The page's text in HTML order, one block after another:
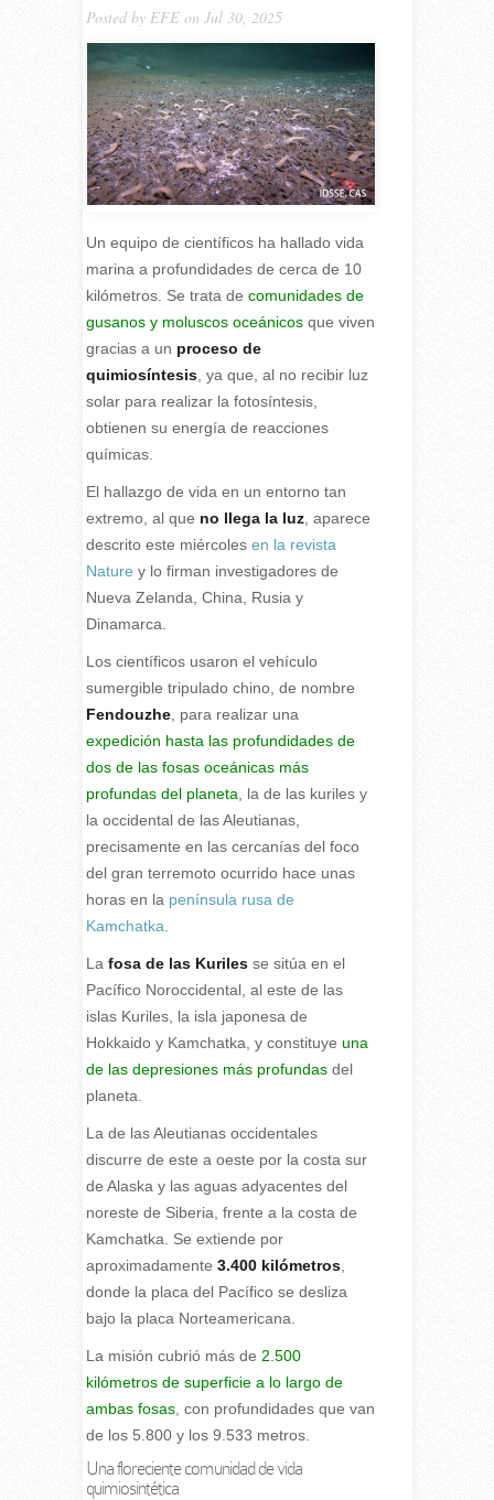
Posted by EFEon Jul 30, 2025
Un equipo de científicos ha hallado vida
marina a profundidades de cerca de 10
kilómetros. Se trata de comunidades de
gusanos y moluscos oceánicosque viven
gracias a un proceso de
quimiosíntesis, ya que, al no recibir luz
solar para realizar la fotosíntesis,
obtienen su energía de reacciones
químicas.
El hallazgo de vida en un entorno tan
extremo, al que no llega la luz, aparece
descrito este miércoles en la revista
Nature y lo firman investigadores de
Nueva Zelanda, China, Rusia y
Dinamarca.
Los científicos usaron el vehículo
sumergible tripulado chino, de nombre
Fendouzhe, para realizar una
expedición hasta las profundidades de
dos de las fosas oceánicas más
profundas del planeta , la de las kuriles y
la occidental de las Aleutianas,
precisamente en las cercanías del foco
del gran terremoto ocurrido hace unas
horas en la península rusa de
Kamchatka
La fosa de las Kurilesse sitúa en el
Pacífico Noroccidental, al este de las
islas Kuriles, la isla japonesa de
Hokkaido y Kamchatka, y constituye una
de las depresiones más profundasdel
planeta.
La de las Aleutianas occidentales
discurre de este a oeste por la costa sur
de Alaska y las aguas adyacentes del
noreste de Siberia, frente a la costa de
Kamchatka. Se extiende por
aproximadamente 3.400 kilómetros,
donde la placa del Pacífico se desliza
bajo la placa Norteamericana.
La misión cubrió más de 2.500
kilómetros de superficie a lo largo de
ambas fosas, con profundidades que van
de los 5.800 y los 9.533 metros.
Una floreciente comunidad de vida
quimiosintética